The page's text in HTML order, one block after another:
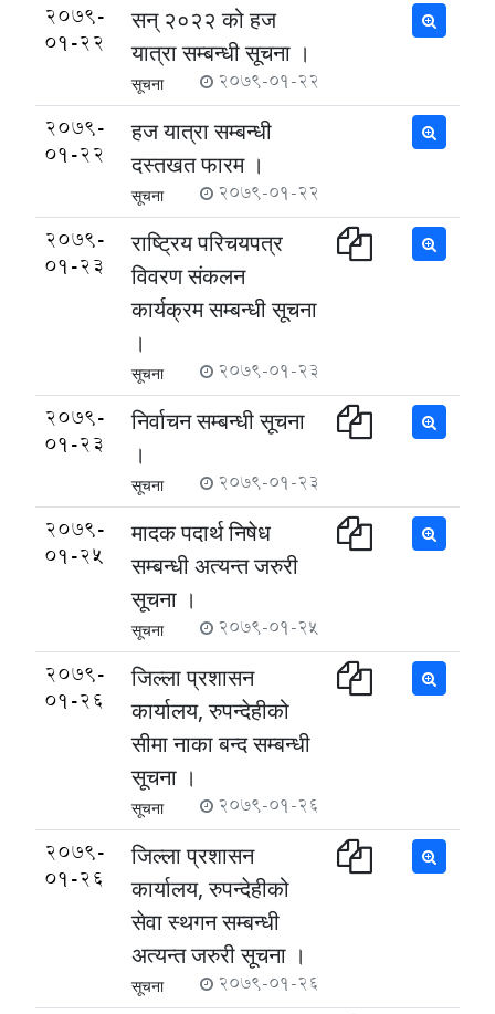
2079-
01-22
सन् २०२२ को हज
यात्रा सम्बन्धी सूचना ।
सूचना 2079-01-22
2079-
01-22
हज यात्रा सम्बन्धी
दस्तखत फारम ।
सूचना 2079-01-22
2079-
01-23
राष्ट्रिय परिचयपत्र
विवरण संकलन
कार्यक्रम सम्बन्धी सूचना
।
सूचना 2079-01-23
2079-
01-23
निर्वाचन सम्बन्धी सूचना
।
सूचना 2079-01-23
2079-
01-25
मादक पदार्थ निषेध
सम्बन्धी अत्यन्त जरुरी
सूचना ।
सूचना 2079-01-25
2079-
01-26
जिल्ला प्रशासन
कार्यालय, रुपन्देहीको
सीमा नाका बन्द सम्बन्धी
सूचना ।
सूचना 2079-01-26
2079-
01-26
जिल्ला प्रशासन
कार्यालय, रुपन्देहीको
सेवा स्थगन सम्बन्धी
अत्यन्त जरुरी सूचना ।
सूचना 2079-01-26